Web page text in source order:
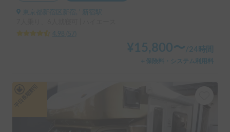
東京都新宿区新宿, ' 新宿駅
4.98
57
¥ 15,800〜 /24時間
＋保険料・システム利用料